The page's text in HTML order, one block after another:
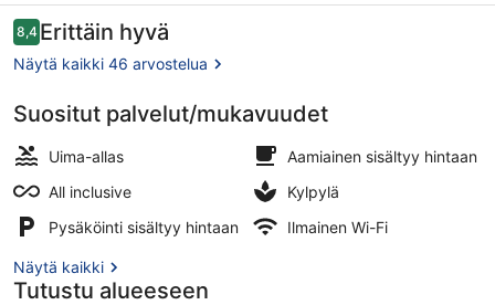
Inclusive
valokuvagalleria
Vesipuisto
Arvostelut
8,48,4 kautta 10.
Erittäin hyvä
Näytä kaikki 46 arvostelua
Suositut palvelut/mukavuudet
Uima-allas
Aamiainen sisältyy hintaan
All inclusive
Kylpylä
Pysäköinti sisältyy hintaan
Ilmainen Wi-Fi
Näytä kaikki
Tutustu alueeseen